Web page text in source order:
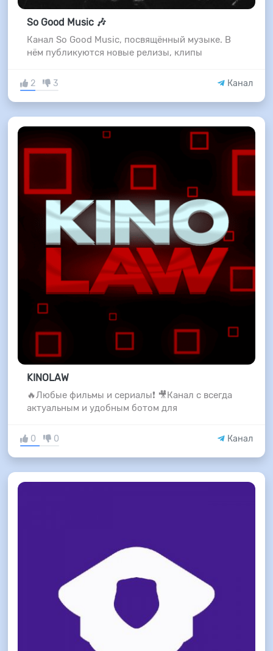
So Good Music 🎶
Канал So Good Music, посвящённый музыке. В
нём публикуются новые релизы, клипы
2 3 Канал
KINOLAW
🔥Любые фильмы и сериалы❗ 🎥Канал с всегда
актуальным и удобным ботом для
0 0 Канал